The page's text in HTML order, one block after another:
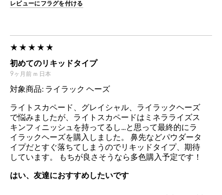
レビューにフラグを付ける
初めてのリキッドタイプ
9ヶ月前 m 日本
対象商品: ライラック ヘーズ
ライトスカペード、グレイシャル、ライラックヘーズ
で悩みましたが、ライトスカペードはミネラライズス
キンフィニッシュを持ってるし…と思って最終的にラ
イラックヘーズを購入しました。 鼻先などパウダータ
イプだとすぐ落ちてしまうのでリキッドタイプ、期待
しています。 もちが良さそうなら多色購入予定です！
はい、友達におすすめしたいです